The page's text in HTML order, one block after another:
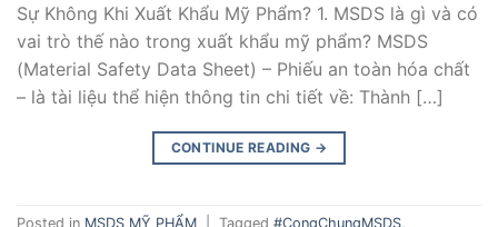
Sự Không Khi Xuất Khẩu Mỹ Phẩm? 1. MSDS là gì và có
vai trò thế nào trong xuất khẩu mỹ phẩm? MSDS
(Material Safety Data Sheet) – Phiếu an toàn hóa chất
– là tài liệu thể hiện thông tin chi tiết về: Thành […]
CONTINUE READING →
Posted in MSDS MỸ PHẨM Tagged #CongChungMSDS